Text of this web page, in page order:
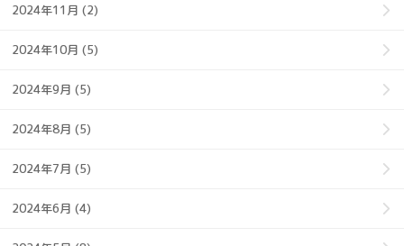
2024年11月 (2)
2024年10月 (5)
2024年9月 (5)
2024年8月 (5)
2024年7月 (5)
2024年6月 (4)